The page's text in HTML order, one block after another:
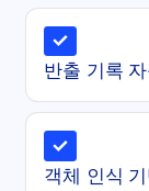
반출 기록
객체 인식